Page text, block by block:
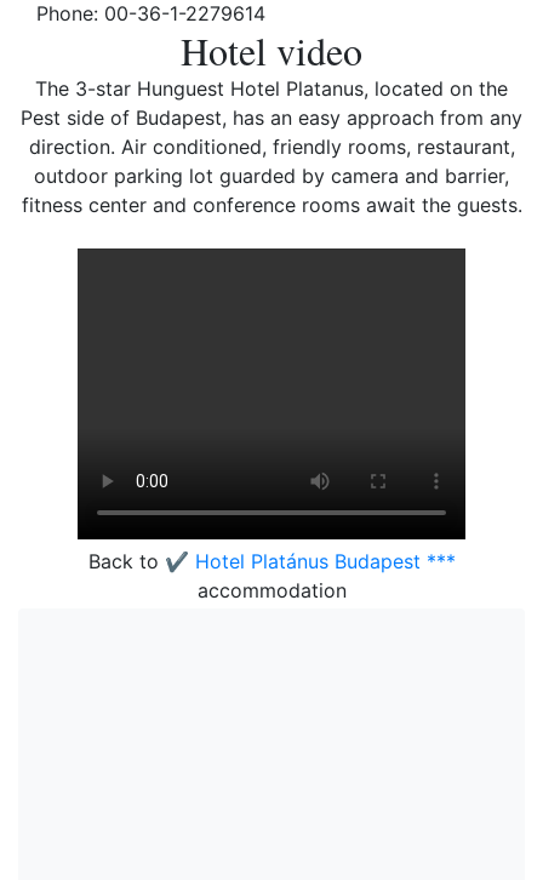
Phone: 00-36-1-2279614
Hotel video
The 3-star Hunguest Hotel Platanus, located on the
Pest side of Budapest, has an easy approach from any
direction. Air conditioned, friendly rooms, restaurant,
outdoor parking lot guarded by camera and barrier,
fitness center and conference rooms await the guests.
Back to ✔️ Hotel Platánus Budapest ***
accommodation